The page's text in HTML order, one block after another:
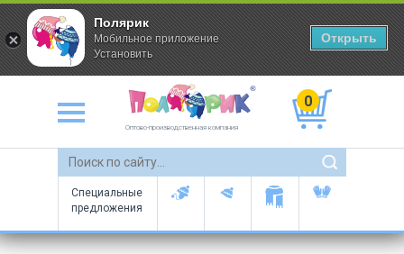
Оптово-производственная компания
0
Специальные
предложения
Полярик
Мобильное приложение
Установить
Открыть